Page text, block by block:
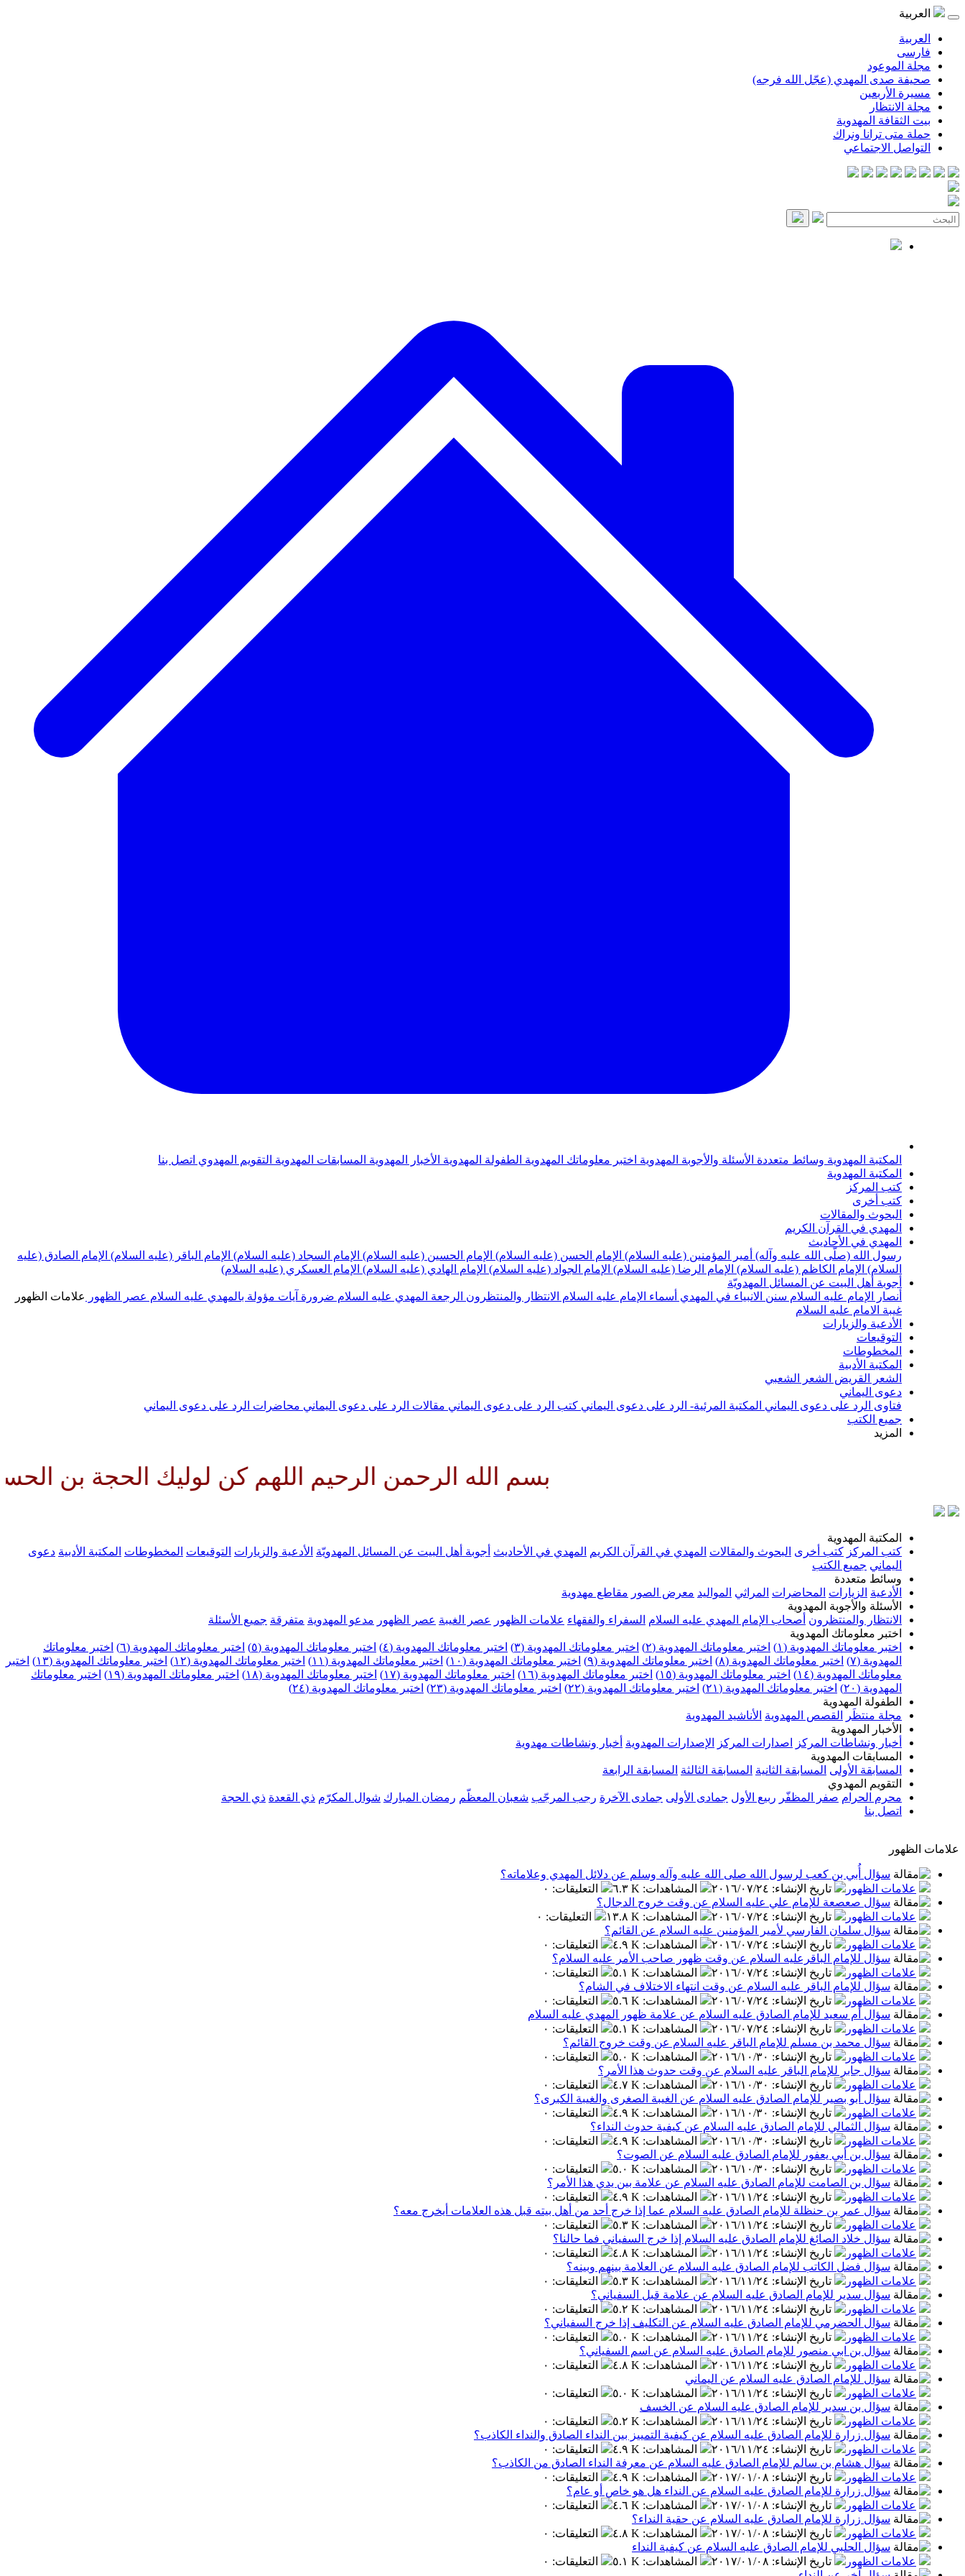
العربية
العربية
فارسی
مجلة الموعود
صحيفة صدى المهدي (عجّل الله فرجه)
مسيرة الأربعين
مجلة الانتظار
بيت الثقافة المهدوية
حملة متى ترانا ونراك
التواصل الاجتماعي
المكتبة المهدوية وسائط متعددة الأسئلة والأجوبة المهدوية اختبر معلوماتك المهدوية الطفولة المهدوية الأخبار المهدوية المسابقات المهدوية التقويم المهدوي اتصل بنا
المكتبة المهدوية
كتب المركز
كتب أخرى
البحوث والمقالات
المهدي في القرآن الكريم
المهدي في الأحاديث
رسول الله (صلّى الله عليه وآله) أمير المؤمنين (عليه السلام) الإمام الحسن (عليه السلام) الإمام الحسين (عليه السلام) الإمام السجاد (عليه السلام) الإمام الباقر (عليه السلام) الإمام الصادق (عليه
السلام) الإمام الكاظم (عليه السلام) الإمام الرضا (عليه السلام) الإمام الجواد (عليه السلام) الإمام الهادي (عليه السلام) الإمام العسكري (عليه السلام)
أجوبة أهل البيت عن المسائل المهدويّة
أنصار الإمام عليه السلام سنن الانبياء في المهدي أسماء الإمام عليه السلام الانتظار والمنتظرون الرجعة المهدي عليه السلام ضرورة آيات مؤولة بالمهدي عليه السلام عصر الظهور
علامات الظهور
غيبة الامام عليه السلام
الأدعية والزيارات
التوقيعات
المخطوطات
المكتبة الأدبية
الشعر القريض الشعر الشعبي
دعوى اليماني
فتاوى الرد على دعوى اليماني المكتبة المرئية- الرد على دعوى اليماني كتب الرد على دعوى اليماني مقالات الرد على دعوى اليماني محاضرات الرد على دعوى اليماني
جميع الكتب
المزيد
بسم الله الرحمن الرحيم اللهم كن لوليك الحجة بن الحسن
المكتبة المهدوية
كتب المركز كتب أخرى البحوث والمقالات المهدي في القرآن الكريم المهدي في الأحاديث أجوبة أهل البيت عن المسائل المهدويّة الأدعية والزيارات التوقيعات المخطوطات المكتبة الأدبية دعوى
اليماني جميع الكتب
وسائط متعددة
الأدعية الزيارات المحاضرات المراثي المواليد معرض الصور مقاطع مهدوية
الأسئلة والأجوبة المهدوية
الانتظار والمنتظرون أصحاب الإمام المهدي عليه السلام السفراء والفقهاء علامات الظهور عصر الغيبة عصر الظهور مدعو المهدوية متفرقة جميع الأسئلة
اختبر معلوماتك المهدوية
اختبر معلوماتك المهدوية (١)
اختبر معلوماتك المهدوية (٢) اختبر معلوماتك المهدوية (٣) اختبر معلوماتك المهدوية (٤) اختبر معلوماتك المهدوية (٥) اختبر معلوماتك المهدوية (٦)
اختبر معلوماتك
المهدوية (٧)
اختبر معلوماتك المهدوية (٨) اختبر معلوماتك المهدوية (٩) اختبر معلوماتك المهدوية (١٠) اختبر معلوماتك المهدوية (١١) اختبر معلوماتك المهدوية (١٢) اختبر معلوماتك المهدوية (١٣)
اختبر
معلوماتك المهدوية (١٤)
اختبر معلوماتك المهدوية (١٥) اختبر معلوماتك المهدوية (١٦) اختبر معلوماتك المهدوية (١٧) اختبر معلوماتك المهدوية (١٨) اختبر معلوماتك المهدوية (١٩)
اختبر معلوماتك
المهدوية (٢٠)
اختبر معلوماتك المهدوية (٢١) اختبر معلوماتك المهدوية (٢٢) اختبر معلوماتك المهدوية (٢٣)
اختبر معلوماتك المهدوية (٢٤)
الطفولة المهدوية
مجلة منتظَر
القصص المهدوية الأناشيد المهدوية
الأخبار المهدوية
أخبار ونشاطات المركز
اصدارات المركز الإصدارات المهدوية أخبار ونشاطات مهدوية
المسابقات المهدوية
المسابقة الأولى المسابقة الثانية المسابقة الثالثة المسابقة الرابعة
التقويم المهدوي
محرم الحرام صفر المظفّر ربيع الأول جمادى الأولى جمادى الآخرة رجب المرجّب شعبان المعظّم رمضان المبارك شوال المكرّم ذي القعدة ذي الحجة
اتصل بنا
علامات الظهور
سؤال أُبي بن كعب لرسول الله صلى الله عليه وآله وسلم عن دلائل المهدي وعلاماته؟
علامات الظهور
تاريخ الإنشاء: ٢٠١٦/٠٧/٢٤ المشاهدات: ٦.٣ K التعليقات: ٠
سؤال صعصعة للإمام علي عليه السلام عن وقت خروج الدجال؟
علامات الظهور
تاريخ الإنشاء: ٢٠١٦/٠٧/٢٤ المشاهدات: ١٣.٨ K التعليقات: ٠
سؤال سلمان الفارسي لأمير المؤمنين عليه السلام عن القائم؟
علامات الظهور
تاريخ الإنشاء: ٢٠١٦/٠٧/٢٤ المشاهدات: ٤.٩ K التعليقات: ٠
سؤال للإمام الباقرعليه السلام عن وقت ظهور صاحب الأمر عليه السلام؟
علامات الظهور
تاريخ الإنشاء: ٢٠١٦/٠٧/٢٤ المشاهدات: ٥.١ K التعليقات: ٠
سؤال للإمام الباقر عليه السلام عن وقت انتهاء الاختلاف في الشام؟
علامات الظهور
تاريخ الإنشاء: ٢٠١٦/٠٧/٢٤ المشاهدات: ٥.٦ K التعليقات: ٠
سؤال أُم سعيد للإمام الصادق عليه السلام عن علامة ظهور المهدي عليه السلام
علامات الظهور
تاريخ الإنشاء: ٢٠١٦/٠٧/٢٤ المشاهدات: ٥.١ K التعليقات: ٠
سؤال محمد بن مسلم للإمام الباقر عليه السلام عن وقت خروج القائم؟
علامات الظهور
تاريخ الإنشاء: ٢٠١٦/١٠/٣٠ المشاهدات: ٥.٠ K التعليقات: ٠
سؤال جابر للإمام الباقر عليه السلام عن وقت حدوث هذا الأمر؟
علامات الظهور
تاريخ الإنشاء: ٢٠١٦/١٠/٣٠ المشاهدات: ٤.٧ K التعليقات: ٠
سؤال أبو بصير للإمام الصادق عليه السلام عن الغيبة الصغرى والغيبة الكبرى؟
علامات الظهور
تاريخ الإنشاء: ٢٠١٦/١٠/٣٠ المشاهدات: ٤.٩ K التعليقات: ٠
سؤال الثمالي للإمام الصادق عليه السلام عن كيفية حدوث النداء؟
علامات الظهور
تاريخ الإنشاء: ٢٠١٦/١٠/٣٠ المشاهدات: ٤.٩ K التعليقات: ٠
سؤال بن أبي يعفور للإمام الصادق عليه السلام عن الصوت؟
علامات الظهور
تاريخ الإنشاء: ٢٠١٦/١٠/٣٠ المشاهدات: ٥.٠ K التعليقات: ٠
سؤال بن الصامت للإمام الصادق عليه السلام عن علامة بين يدي هذا الأمر؟
علامات الظهور
تاريخ الإنشاء: ٢٠١٦/١١/٢٤ المشاهدات: ٤.٩ K التعليقات: ٠
سؤال عمر بن حنظلة للإمام الصادق عليه السلام عما إذا خرج أحد من أهل بيته قبل هذه العلامات أيخرج معه؟
علامات الظهور
تاريخ الإنشاء: ٢٠١٦/١١/٢٤ المشاهدات: ٥.٣ K التعليقات: ٠
سؤال خلاد الصائغ للإمام الصادق عليه السلام إذا خرج السفياني فما حالنا؟
علامات الظهور
تاريخ الإنشاء: ٢٠١٦/١١/٢٤ المشاهدات: ٤.٨ K التعليقات: ٠
سؤال فضل الكاتب للإمام الصادق عليه السلام عن العلامة بينهم وبينه؟
علامات الظهور
تاريخ الإنشاء: ٢٠١٦/١١/٢٤ المشاهدات: ٥.٣ K التعليقات: ٠
سؤال سدير للإمام الصادق عليه السلام عن علامة قبل السفياني؟
علامات الظهور
تاريخ الإنشاء: ٢٠١٦/١١/٢٤ المشاهدات: ٥.٢ K التعليقات: ٠
سؤال الحضرمي للإمام الصادق عليه السلام عن التكليف إذا خرج السفياني؟
علامات الظهور
تاريخ الإنشاء: ٢٠١٦/١١/٢٤ المشاهدات: ٥.٠ K التعليقات: ٠
سؤال بن ابي منصور للإمام الصادق عليه السلام عن اسم السفياني؟
علامات الظهور
تاريخ الإنشاء: ٢٠١٦/١١/٢٤ المشاهدات: ٤.٨ K التعليقات: ٠
سؤال للإمام الصادق عليه السلام عن اليماني
علامات الظهور
تاريخ الإنشاء: ٢٠١٦/١١/٢٤ المشاهدات: ٥.٠ K التعليقات: ٠
سؤال بن سدير للإمام الصادق عليه السلام عن الخسف
علامات الظهور
تاريخ الإنشاء: ٢٠١٦/١١/٢٤ المشاهدات: ٥.٢ K التعليقات: ٠
سؤال زرارة للإمام الصادق عليه السلام عن كيفية التمييز بين النداء الصادق والنداء الكاذب؟
علامات الظهور
تاريخ الإنشاء: ٢٠١٦/١١/٢٤ المشاهدات: ٤.٩ K التعليقات: ٠
سؤال هشام بن سالم للإمام الصادق عليه السلام عن معرفة النداء الصادق من الكاذب؟
علامات الظهور
تاريخ الإنشاء: ٢٠١٧/٠١/٠٨ المشاهدات: ٤.٩ K التعليقات: ٠
سؤال زرارة للإمام الصادق عليه السلام عن النداء هل هو خاص أو عام؟
علامات الظهور
تاريخ الإنشاء: ٢٠١٧/٠١/٠٨ المشاهدات: ٤.٦ K التعليقات: ٠
سؤال زرارة للإمام الصادق عليه السلام عن حقية النداء؟
علامات الظهور
تاريخ الإنشاء: ٢٠١٧/٠١/٠٨ المشاهدات: ٤.٨ K التعليقات: ٠
سؤال الحلبي للإمام الصادق عليه السلام عن كيفية النداء
علامات الظهور
تاريخ الإنشاء: ٢٠١٧/٠١/٠٨ المشاهدات: ٥.١ K التعليقات: ٠